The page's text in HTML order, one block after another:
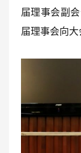
届理事会副
届理事会向大